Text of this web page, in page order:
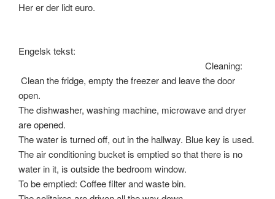
Her er der lidt euro.
Engelsk tekst:
Cleaning:
Clean the fridge, empty the freezer and leave the door
open.
The dishwasher, washing machine, microwave and dryer
are opened.
The water is turned off, out in the hallway. Blue key is used.
The air conditioning bucket is emptied so that there is no
water in it, is outside the bedroom window.
To be emptied: Coffee filter and waste bin.